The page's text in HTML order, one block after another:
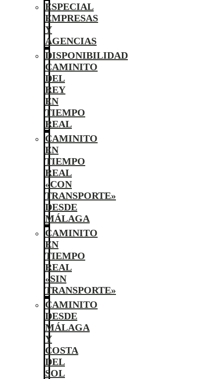
ESPECIAL
EMPRESAS
Y
AGENCIAS
DISPONIBILIDAD
CAMINITO
DEL
REY
EN
TIEMPO
REAL
CAMINITO
EN
TIEMPO
REAL
«CON
TRANSPORTE»
DESDE
MÁLAGA
CAMINITO
EN
TIEMPO
REAL
«SIN
TRANSPORTE»
CAMINITO
DESDE
MÁLAGA
Y
COSTA
DEL
SOL